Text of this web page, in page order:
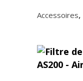
Accessoires,